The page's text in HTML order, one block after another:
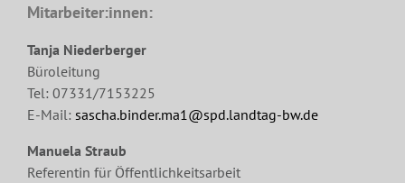
Mitarbeiter:innen:
Tanja Niederberger
Büroleitung
Tel: 07331/7153225
E-Mail: sascha.binder.ma1@spd.landtag-bw.de
Manuela Straub
Referentin für Öffentlichkeitsarbeit